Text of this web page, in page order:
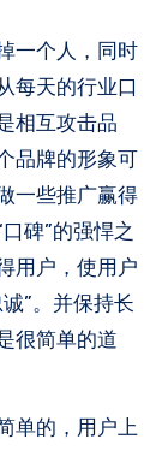
一个人，同时
每天的行业口
相互攻击品
品牌的形象可
一些推广赢得
碑”的强悍之
用户，使用户
”。并保持长
很简单的道
单的，用户上